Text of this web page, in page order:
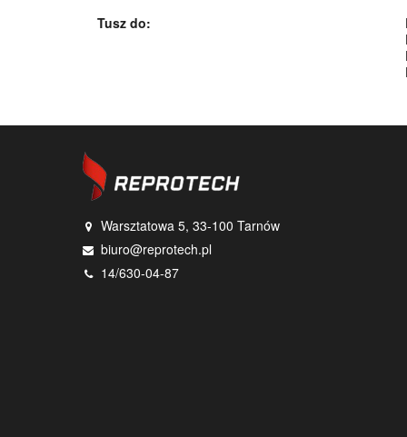
Tusz do:
Warsztatowa 5, 33-100 Tarnów
biuro@reprotech.pl
14/630-04-87